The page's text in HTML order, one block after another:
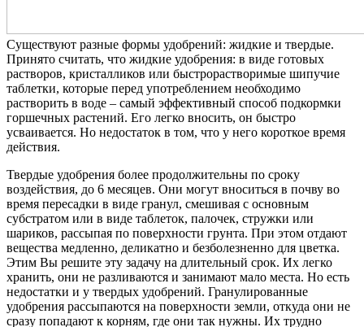
Существуют разные формы удобрений: жидкие и твердые.
Принято считать, что жидкие удобрения: в виде готовых
растворов, кристалликов или быстрорастворимые шипучие
таблетки, которые перед употреблением необходимо
растворить в воде – самый эффективный способ подкормки
горшечных растений. Его легко вносить, он быстро
усваивается. Но недостаток в том, что у него короткое время
действия.
Твердые удобрения более продолжительны по сроку
воздействия, до 6 месяцев. Они могут вноситься в почву во
время пересадки в виде гранул, смешивая с основным
субстратом или в виде таблеток, палочек, стружки или
шариков, рассыпая по поверхности грунта. При этом отдают
вещества медленно, деликатно и безболезненно для цветка.
Этим Вы решите эту задачу на длительный срок. Их легко
хранить, они не разливаются и занимают мало места. Но есть
недостатки и у твердых удобрений. Гранулированные
удобрения рассыпаются на поверхности земли, откуда они не
сразу попадают к корням, где они так нужны. Их трудно